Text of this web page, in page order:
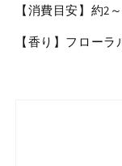
【消費目安】 約2
【香り】フロー